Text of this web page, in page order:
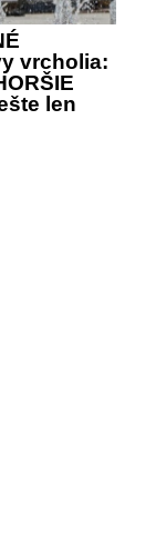
vrcholia:
len